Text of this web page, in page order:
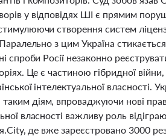
у відповідях ШІ є прямим
створення систем
з цим Україна
спроби Росії незаконно
Це є частиною гібридної
інтелектуальної власності.
діям, впроваджуючи нові
власності важливу роль
де вже зареєстровано 3000